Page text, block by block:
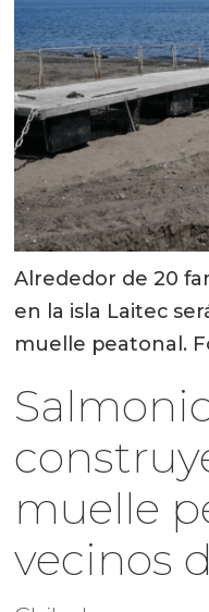
Alrededor de 20
en la isla Laitec
muelle peatonal.
muelle
vecinos